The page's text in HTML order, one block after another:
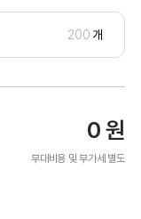
개
0 원
부대비용 및 부가세 별도